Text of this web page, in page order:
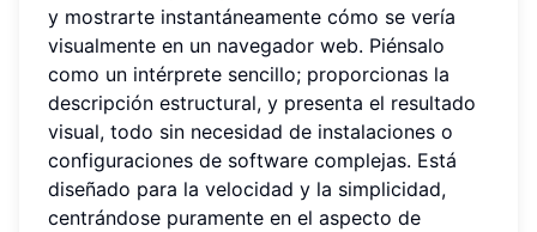
y mostrarte instantáneamente cómo se vería
visualmente en un navegador web. Piénsalo
como un intérprete sencillo; proporcionas la
descripción estructural, y presenta el resultado
visual, todo sin necesidad de instalaciones o
configuraciones de software complejas. Está
diseñado para la velocidad y la simplicidad,
centrándose puramente en el aspecto de